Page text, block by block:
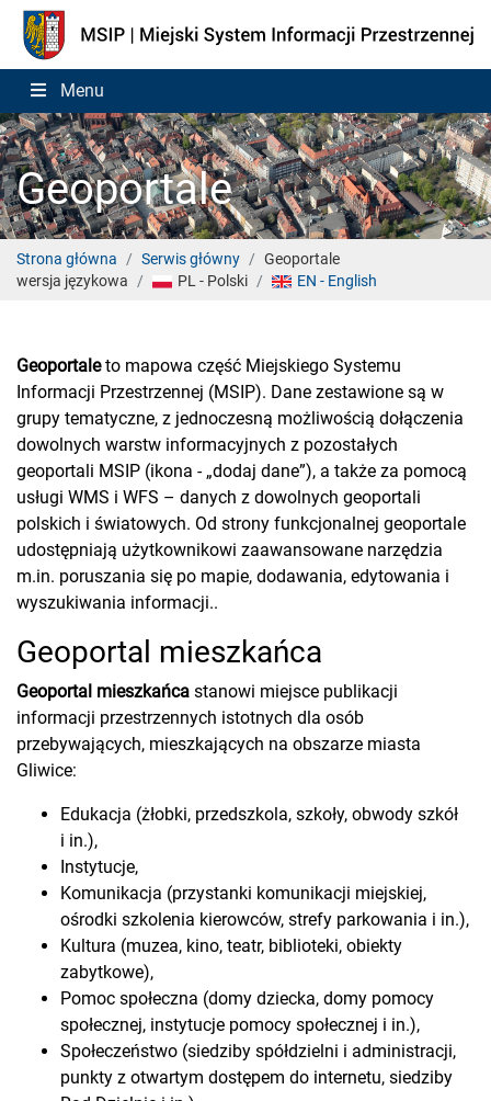
Menu
Geoportale
Strona główna Serwis główny
Geoportale
wersja językowa
PL - Polski EN - English
Geoportaleto mapowa część Miejskiego Systemu
Informacji Przestrzennej (MSIP). Dane zestawione są w
grupy tematyczne, z jednoczesną możliwością dołączenia
dowolnych warstw informacyjnych z pozostałych
geoportali MSIP (ikona - „dodaj dane”), a także za pomocą
usługi WMS i WFS – danych z dowolnych geoportali
polskich i światowych. Od strony funkcjonalnej geoportale
udostępniają użytkownikowi zaawansowane narzędzia
m.in. poruszania się po mapie, dodawania, edytowania i
wyszukiwania informacji..
Geoportal mieszkańca
Geoportal mieszkańca stanowi miejsce publikacji
informacji przestrzennych istotnych dla osób
przebywających, mieszkających na obszarze miasta
Gliwice:
Edukacja (żłobki, przedszkola, szkoły, obwody szkół
i in.),
Instytucje,
Komunikacja (przystanki komunikacji miejskiej,
ośrodki szkolenia kierowców, strefy parkowania i in.),
Kultura (muzea, kino, teatr, biblioteki, obiekty
zabytkowe),
Pomoc społeczna (domy dziecka, domy pomocy
społecznej, instytucje pomocy społecznej i in.),
Społeczeństwo (siedziby spółdzielni i administracji,
punkty z otwartym dostępem do internetu, siedziby